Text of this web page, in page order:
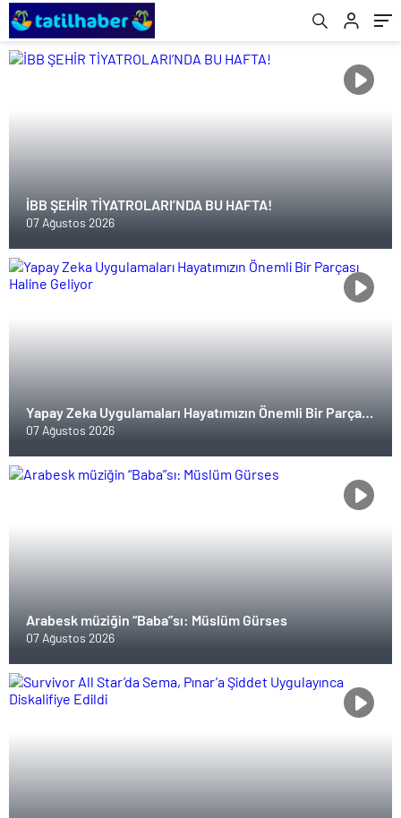
İBB ŞEHİR TİYATROLARI’NDA BU HAFTA!
07 Ağustos 2026
Yapay Zeka Uygulamaları Hayatımızın Önemli Bir Parçası
Haline Geliyor
07 Ağustos 2026
Arabesk müziğin “Baba”sı: Müslüm Gürses
07 Ağustos 2026